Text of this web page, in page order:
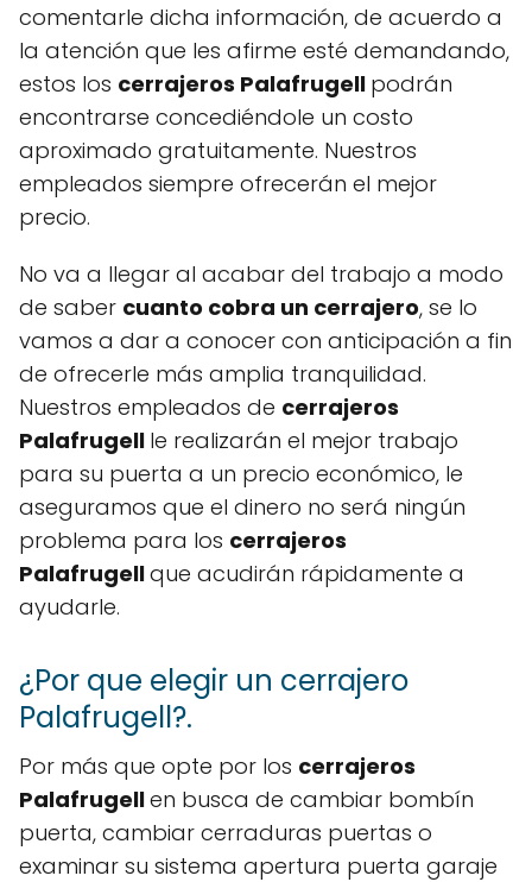
comentarle dicha información, de acuerdo a
la atención que les afirme esté demandando,
estos los cerrajeros Palafrugell podrán
encontrarse concediéndole un costo
aproximado gratuitamente. Nuestros
empleados siempre ofrecerán el mejor
precio.
No va a llegar al acabar del trabajo a modo
de saber cuanto cobra un cerrajero, se lo
vamos a dar a conocer con anticipación a fin
de ofrecerle más amplia tranquilidad.
Nuestros empleados de cerrajeros
Palafrugell le realizarán el mejor trabajo
para su puerta a un precio económico, le
aseguramos que el dinero no será ningún
problema para los cerrajeros
Palafrugellque acudirán rápidamente a
ayudarle.
¿Por que elegir un cerrajero
Palafrugell?.
Por más que opte por los cerrajeros
Palafrugellen busca de cambiar bombín
puerta, cambiar cerraduras puertas o
examinar su sistema apertura puerta garaje